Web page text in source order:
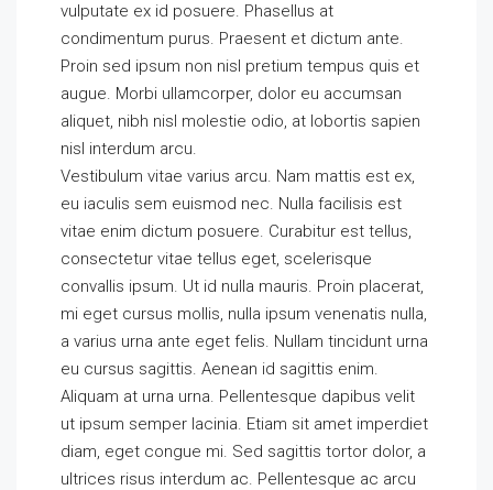
vulputate ex id posuere. Phasellus at
condimentum purus. Praesent et dictum ante.
Proin sed ipsum non nisl pretium tempus quis et
augue. Morbi ullamcorper, dolor eu accumsan
aliquet, nibh nisl molestie odio, at lobortis sapien
nisl interdum arcu.
Vestibulum vitae varius arcu. Nam mattis est ex,
eu iaculis sem euismod nec. Nulla facilisis est
vitae enim dictum posuere. Curabitur est tellus,
consectetur vitae tellus eget, scelerisque
convallis ipsum. Ut id nulla mauris. Proin placerat,
mi eget cursus mollis, nulla ipsum venenatis nulla,
a varius urna ante eget felis. Nullam tincidunt urna
eu cursus sagittis. Aenean id sagittis enim.
Aliquam at urna urna. Pellentesque dapibus velit
ut ipsum semper lacinia. Etiam sit amet imperdiet
diam, eget congue mi. Sed sagittis tortor dolor, a
ultrices risus interdum ac. Pellentesque ac arcu